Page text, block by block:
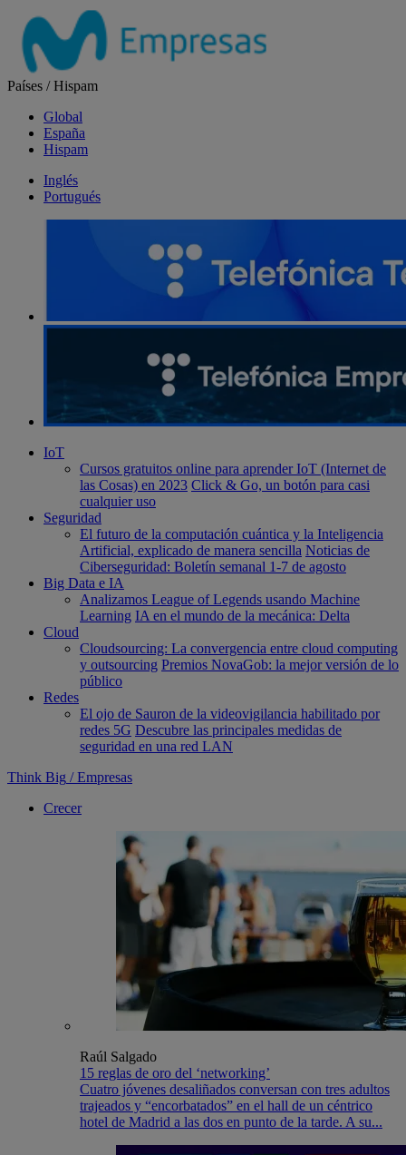
Salta
contenido
Países /Hispam
Global
España
Hispam
Inglés
Portugués
IoT
Cursos gratuitos online para aprender IoT (Internet de
las Cosas) en 2023 Click & Go, un botón para casi
cualquier uso
Seguridad
El futuro de la computación cuántica y la Inteligencia
Artificial, explicado de manera sencilla Noticias de
Ciberseguridad: Boletín semanal 1-7 de agosto
Big Data e IA
Analizamos League of Legends usando Machine
Learning IA en el mundo de la mecánica: Delta
Cloud
Cloudsourcing: La convergencia entre cloud computing
y outsourcing Premios NovaGob: la mejor versión de lo
público
Redes
El ojo de Sauron de la videovigilancia habilitado por
redes 5G Descubre las principales medidas de
seguridad en una red LAN
Think Big / Empresas
Crecer
Raúl Salgado
15 reglas de oro del ‘networking’
Cuatro jóvenes desaliñados conversan con tres adultos
trajeados y “encorbatados” en el hall de un céntrico
hotel de Madrid a las dos en punto de la tarde. A su...